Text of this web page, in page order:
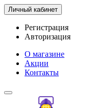
Личный кабинет
Регистрация
Авторизация
О магазине
Акции
Контакты